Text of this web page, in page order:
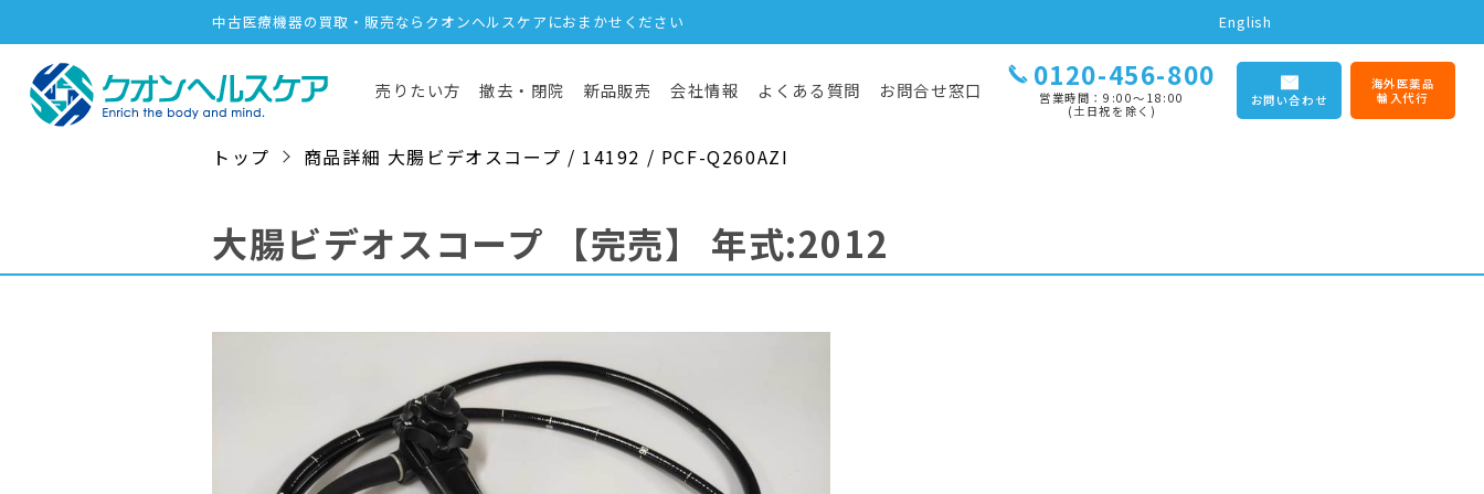
中古医療機器の買取・販売ならクオンヘルスケアにおまかせください English
売りたい方 撤去・閉院 新品販売 会社情報 よくある質問 お問合せ窓口 0120-456-800
営業時間：9:00〜18:00
(土日祝を除く)
お問い合わせ
海外医薬品
輸入代行
トップ 商品詳細 大腸ビデオスコープ / 14192 / PCF-Q260AZI
大腸ビデオスコープ 【完売】 年式:2012